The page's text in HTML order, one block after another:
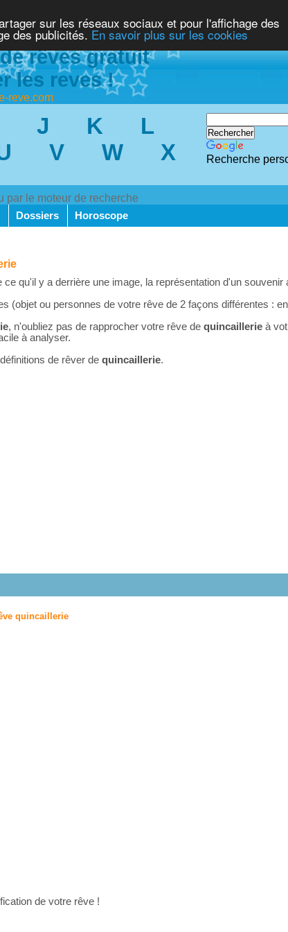
sur les réseaux sociaux et pour l'affichage des
des publicités. En savoir plus sur les cookies
rêves gratuit
les reves !
reve.com
J K
L
V W
X
par le moteur de recherche
Recherche
Dossiers Horoscope
qu'il y a derrière une image, la représentation d'un souvenir
(objet ou personnes de votre rêve de 2 façons différentes :
, n'oubliez pas de rapprocher votre rêve dequincaillerie à
à analyser.
de rêver dequincaillerie.
quincaillerie
de votre rêve !